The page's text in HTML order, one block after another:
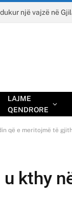
një vajzë në
LAJME
QENDRORE
që e meritojmë të
kthy